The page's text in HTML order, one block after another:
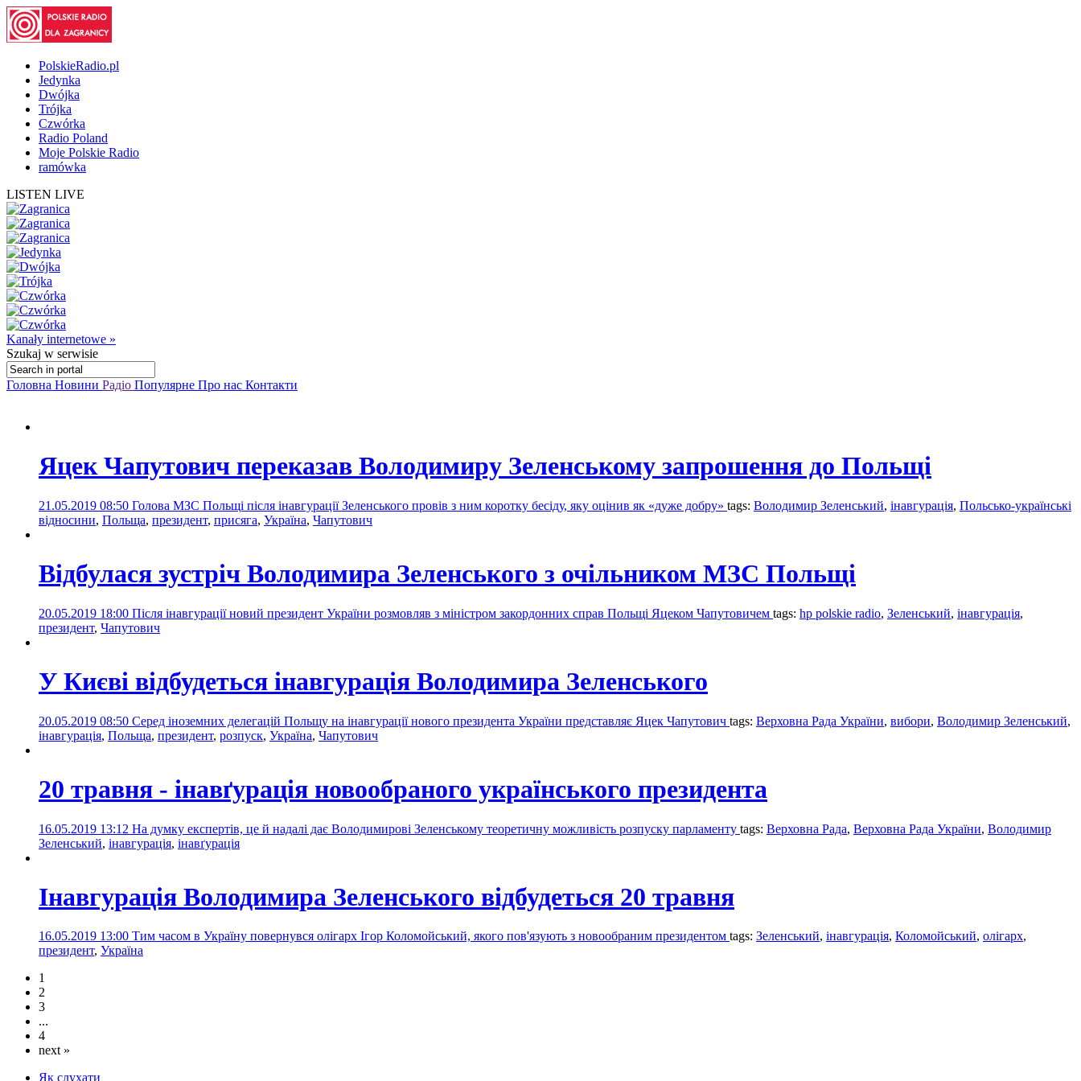
PolskieRadio.pl
Jedynka
Dwójka
Trójka
Czwórka
Radio Poland
Moje Polskie Radio
ramówka
LISTEN LIVE
Kanały internetowe »
Szukaj w serwisie
Головна Новини Радіо Популярне Про нас Контакти
Яцек Чапутович переказав Володимиру Зеленському запрошення до Польщі
21.05.2019 08:50 Голова МЗС Польщі після інавгурації Зеленського провів з ним коротку бесіду, яку оцінив як «дуже добру» tags: Володимир Зеленський, інавгурація, Польсько-українські
відносини, Польща, президент, присяга, Україна, Чапутович
Відбулася зустріч Володимира Зеленського з очільником МЗС Польщі
20.05.2019 18:00 Після інавгурації новий президент України розмовляв з міністром закордонних справ Польщі Яцеком Чапутовичем tags: hp polskie radio, Зеленський, інавгурація,
президент, Чапутович
У Києві відбудеться інавгурація Володимира Зеленського
20.05.2019 08:50 Серед іноземних делегацій Польщу на інавгурації нового президента України представляє Яцек Чапутович tags: Верховна Рада України, вибори, Володимир Зеленський,
інавгурація, Польща, президент, розпуск, Україна, Чапутович
20 травня - інавґурація новообраного українського президента
16.05.2019 13:12 На думку експертів, це й надалі дає Володимирові Зеленському теоретичну можливість розпуску парламенту tags: Верховна Рада, Верховна Рада України, Володимир
Зеленський, інавгурація, інавґурація
Інавгурація Володимира Зеленського відбудеться 20 травня
16.05.2019 13:00 Тим часом в Україну повернувся олігарх Ігор Коломойський, якого пов'язують з новообраним президентом tags: Зеленський, інавгурація, Коломойський, олігарх,
президент, Україна
1
2
3
...
4
next »
Як слухати